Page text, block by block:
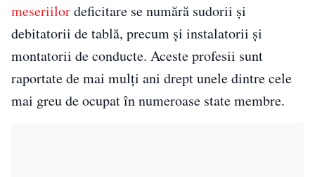
meseriilordeficitare se numără sudorii și
debitatorii de tablă, precum și instalatorii și
montatorii de conducte. Aceste profesii sunt
raportate de mai mulți ani drept unele dintre cele
mai greu de ocupat în numeroase state membre.